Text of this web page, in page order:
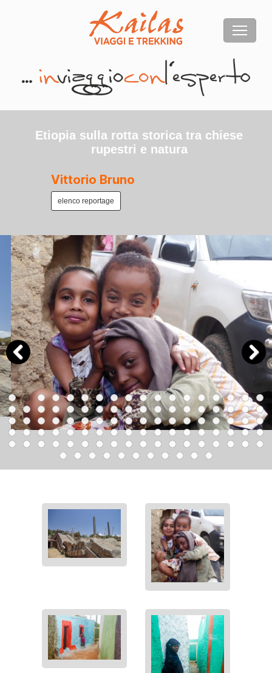
Etiopia sulla rotta storica tra chiese
rupestri e natura
Vittorio Bruno
Previous